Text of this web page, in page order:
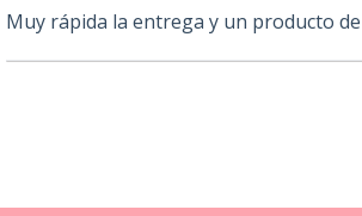
Muy rápida la entrega y un producto